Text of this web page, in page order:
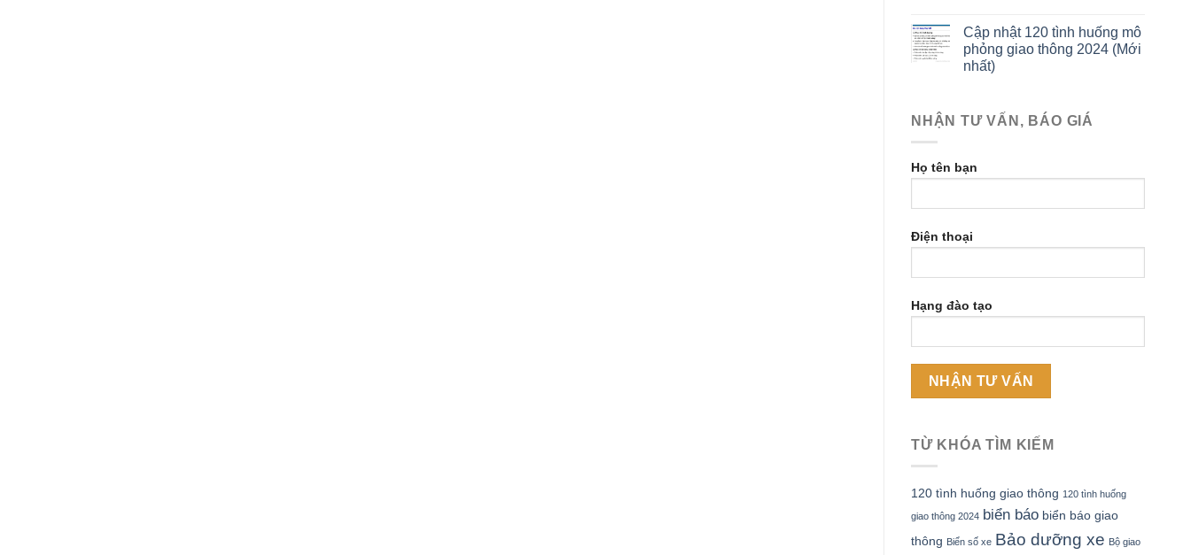
Cập nhật 120 tình huống mô
phỏng giao thông 2024 (Mới
nhất)
NHẬN TƯ VẤN, BÁO GIÁ
Họ tên bạn
Điện thoại
Hạng đào tạo
TỪ KHÓA TÌM KIẾM
120 tình huống giao thông 120 tình huống
giao thông 2024 biển báo biển báo giao
thông Biển số xe Bảo dưỡng xe Bộ giao